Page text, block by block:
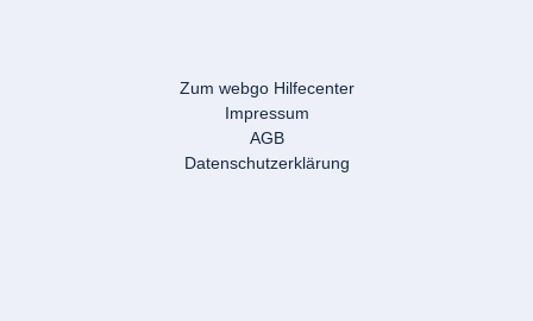
Zum webgo Hilfecenter
Impressum
AGB
Datenschutzerklärung